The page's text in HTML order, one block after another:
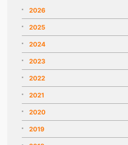
2026
2025
2024
2023
2022
2021
2020
2019